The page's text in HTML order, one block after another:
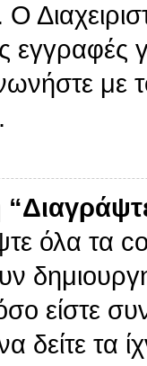
εγγραφές
με
όλα τα
είστε
δείτε τα